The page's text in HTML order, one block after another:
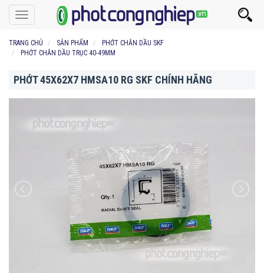
Toggle
navigation
TRANG CHỦ SẢN PHẨM
PHỚT CHẮN DẦU SKF
PHỚT CHẮN DẦU TRỤC 40-49MM
PHỚT 45X62X7 HMSA10 RG SKF CHÍNH HÃNG